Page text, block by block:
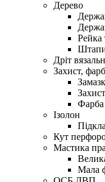
Дерево
Рейка
Дріт
Захист,
Фарба
Ізолон
Кут
Мастика
Мала